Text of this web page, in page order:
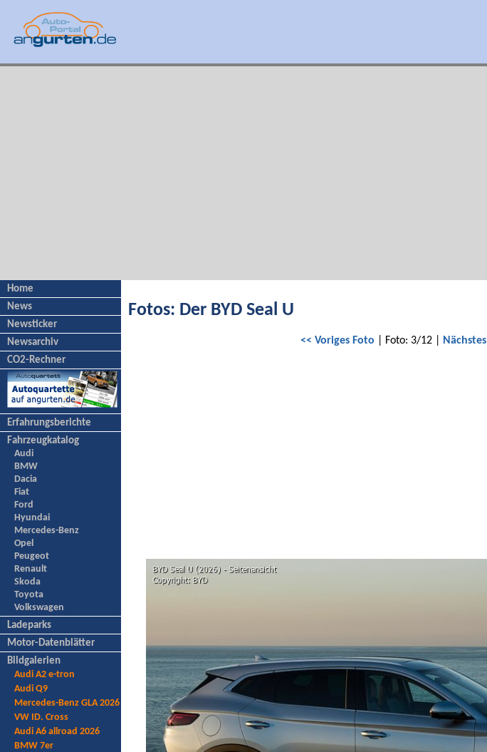
Home
News
Newsticker
Newsarchiv
CO2-Rechner
Erfahrungsberichte
Fahrzeugkatalog
Audi
BMW
Dacia
Fiat
Ford
Hyundai
Mercedes-Benz
Opel
Peugeot
Renault
Skoda
Toyota
Volkswagen
Ladeparks
Motor-Datenblätter
Bildgalerien
Audi A2 e-tron
Audi Q9
Mercedes-Benz GLA 2026
VW ID. Cross
Audi A6 allroad 2026
BMW 7er
Fotos: Der BYD Seal U
<< Voriges Foto | Foto: 3/12 |